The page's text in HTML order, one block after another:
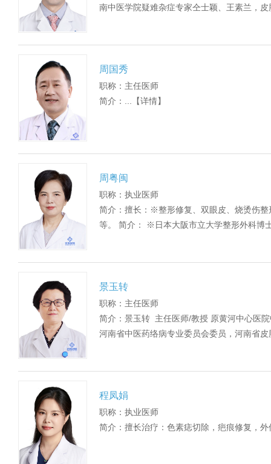
南中医学院疑难杂症专家仝士颖、王素兰，
周国秀
职称：主任医师
简介：...
【详情】
周粤闽
职称：执业医师
简介：擅长：※整形修复、双眼皮、烧烫伤
等。 简介： ※日本大阪市立大学整形外科博
景玉转
职称：主任医师
简介：景玉转 主任医师/教授 原黄河中心医
河南省中医药络病专业委员会委员，河南省
程凤娟
职称：执业医师
简介：擅长治疗：色素痣切除，疤痕修复，